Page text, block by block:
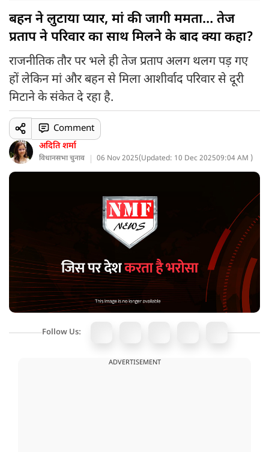
बहन ने लुटाया प्यार, मां की जागी ममता… तेज
प्रताप ने परिवार का साथ मिलने के बाद क्या कहा?
राजनीतिक तौर पर भले ही तेज प्रताप अलग थलग पड़ गए
हों लेकिन मां और बहन से मिला आशीर्वाद परिवार से दूरी
मिटाने के संकेत दे रहा है.
अदिति शर्मा
विधानसभा चुनाव 06 Nov 2025(Updated: 10 Dec 202509:04 AM )
Comment
Follow Us:
ADVERTISEMENT